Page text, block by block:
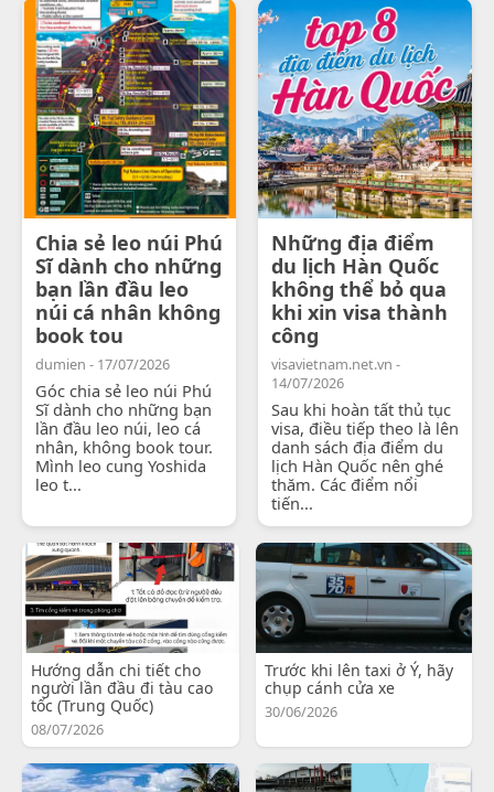
Chia sẻ leo núi Phú
Sĩ dành cho những
bạn lần đầu leo
núi cá nhân không
book tou
dumien - 17/07/2026
Góc chia sẻ leo núi Phú
Sĩ dành cho những bạn
lần đầu leo núi, leo cá
nhân, không book tour.
Mình leo cung Yoshida
leo t...
Những địa điểm
du lịch Hàn Quốc
không thể bỏ qua
khi xin visa thành
công
visavietnam.net.vn -
14/07/2026
Sau khi hoàn tất thủ tục
visa, điều tiếp theo là lên
danh sách địa điểm du
lịch Hàn Quốc nên ghé
thăm. Các điểm nổi
tiến...
Hướng dẫn chi tiết cho
người lần đầu đi tàu cao
tốc (Trung Quốc)
08/07/2026
Trước khi lên taxi ở Ý, hãy
chụp cánh cửa xe
30/06/2026